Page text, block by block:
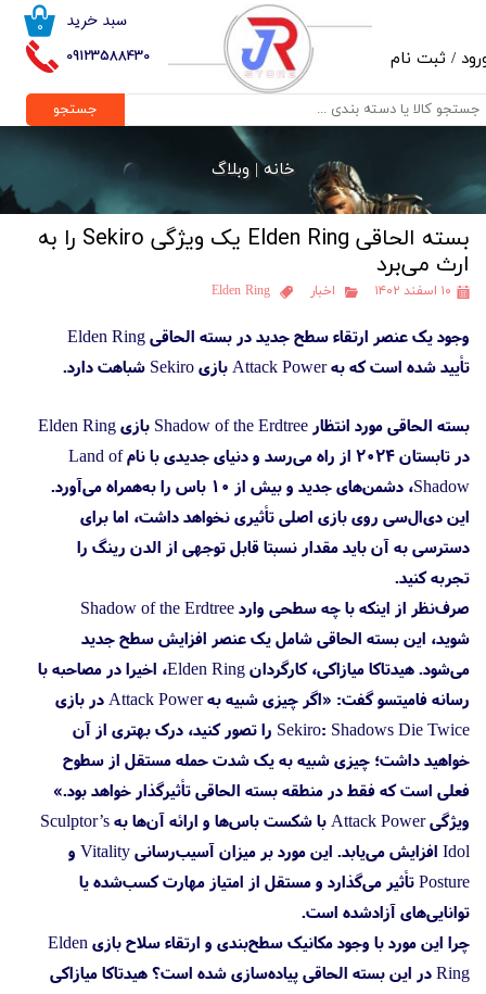
09123588430
۰ سبد خرید
/ ثبت نام
حساب کاربری من
تغییر گذر واژه
خروج از حساب کاربری
جستجو
خانه |وبلاگ
بسته الحاقی Elden Ring یک ویژگی Sekiro را به
ارث می‌برد
۱۰ اسفند ۱۴۰۲ اخبار Elden Ring
وجود یک عنصر ارتقاء سطح جدید در بسته الحاقی Elden Ring
تأیید شده است که به Attack Power بازی Sekiro شباهت دارد.
بسته الحاقی مورد انتظار Shadow of the Erdtree بازی Elden Ring
در تابستان ۲۰۲۴ از راه می‌رسد و دنیای جدیدی با نام Land of
Shadow، دشمن‌های جدید و بیش از ۱۰ باس را به‌همراه می‌آورد.
این دی‌ال‌سی روی بازی اصلی تأثیری نخواهد داشت، اما برای
دسترسی به آن باید مقدار نسبتا قابل توجهی از الدن رینگ را
تجربه کنید.
صرف‌نظر از اینکه با چه سطحی وارد Shadow of the Erdtree
شوید، این بسته الحاقی شامل یک عنصر افزایش سطح جدید
می‌شود. هیدتاکا میازاکی، کارگردان Elden Ring، اخیرا در مصاحبه با
رسانه فامیتسو گفت: «اگر چیزی شبیه به Attack Power در بازی
Sekiro: Shadows Die Twice را تصور کنید، درک بهتری از آن
خواهید داشت؛ چیزی شبیه به یک شدت حمله مستقل از سطوح
فعلی است که فقط در منطقه بسته الحاقی تأثیرگذار خواهد بود.»
ویژگی Attack Power با شکست باس‌ها و ارائه آن‌ها به Sculptor’s
Idol افزایش می‌یابد. این مورد بر میزان آسیب‌رسانی Vitality و
Posture تأثیر می‌گذارد و مستقل از امتیاز مهارت کسب‌شده یا
توانایی‌های آزادشده است.
چرا این مورد با وجود مکانیک سطح‌بندی و ارتقاء سلاح بازی Elden
Ring در این بسته الحاقی پیاده‌سازی شده است؟ هیدتاکا میازاکی